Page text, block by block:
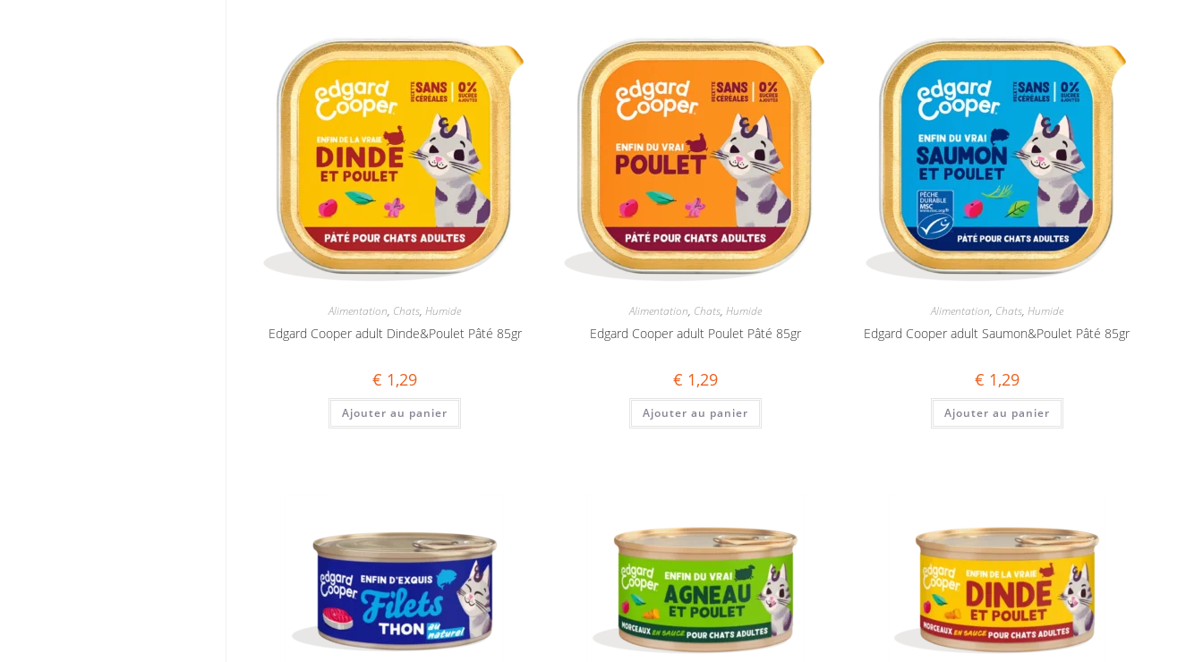
Alimentation, Chats,Humide
Edgard Cooper adult Dinde&Poulet Pâté 85gr
€ 1,29
Ajouter au panier
Alimentation, Chats,Humide
Edgard Cooper adult Poulet Pâté 85gr
€ 1,29
Ajouter au panier
Alimentation, Chats, Humide
Edgard Cooper adult Saumon&Poulet Pâté 85gr
€ 1,29
Ajouter au panier